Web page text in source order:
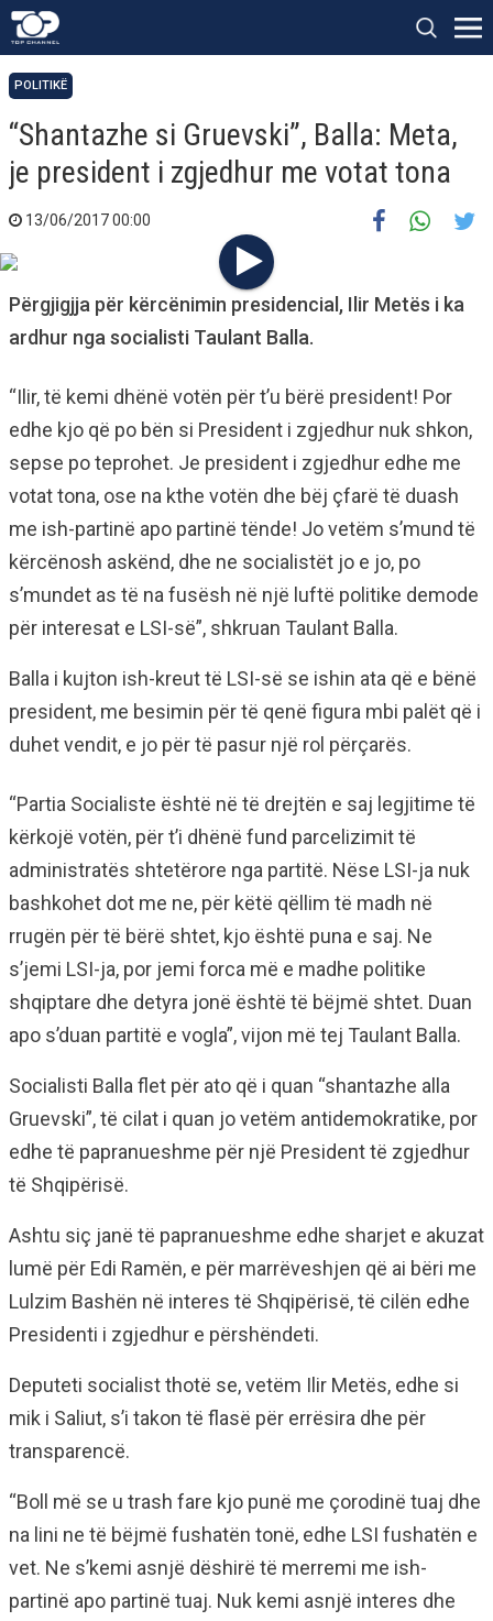
POLITIKË
“Shantazhe si Gruevski”, Balla: Meta,
je president i zgjedhur me votat tona
13/06/2017 00:00
Përgjigjja për kërcënimin presidencial, Ilir Metës i ka
ardhur nga socialisti Taulant Balla.
“Ilir, të kemi dhënë votën për t’u bërë president! Por
edhe kjo që po bën si President i zgjedhur nuk shkon,
sepse po teprohet. Je president i zgjedhur edhe me
votat tona, ose na kthe votën dhe bëj çfarë të duash
me ish-partinë apo partinë tënde! Jo vetëm s’mund të
kërcënosh askënd, dhe ne socialistët jo e jo, po
s’mundet as të na fusësh në një luftë politike demode
për interesat e LSI-së”, shkruan Taulant Balla.
Balla i kujton ish-kreut të LSI-së se ishin ata që e bënë
president, me besimin për të qenë figura mbi palët që i
duhet vendit, e jo për të pasur një rol përçarës.
“Partia Socialiste është në të drejtën e saj legjitime të
kërkojë votën, për t’i dhënë fund parcelizimit të
administratës shtetërore nga partitë. Nëse LSI-ja nuk
bashkohet dot me ne, për këtë qëllim të madh në
rrugën për të bërë shtet, kjo është puna e saj. Ne
s’jemi LSI-ja, por jemi forca më e madhe politike
shqiptare dhe detyra jonë është të bëjmë shtet. Duan
apo s’duan partitë e vogla”, vijon më tej Taulant Balla.
Socialisti Balla flet për ato që i quan “shantazhe alla
Gruevski”, të cilat i quan jo vetëm antidemokratike, por
edhe të papranueshme për një President të zgjedhur
të Shqipërisë.
Ashtu siç janë të papranueshme edhe sharjet e akuzat
lumë për Edi Ramën, e për marrëveshjen që ai bëri me
Lulzim Bashën në interes të Shqipërisë, të cilën edhe
Presidenti i zgjedhur e përshëndeti.
Deputeti socialist thotë se, vetëm Ilir Metës, edhe si
mik i Saliut, s’i takon të flasë për errësira dhe për
transparencë.
“Boll më se u trash fare kjo punë me çorodinë tuaj dhe
na lini ne të bëjmë fushatën tonë, edhe LSI fushatën e
vet. Ne s’kemi asnjë dëshirë të merremi me ish-
partinë apo partinë tuaj. Nuk kemi asnjë interes dhe